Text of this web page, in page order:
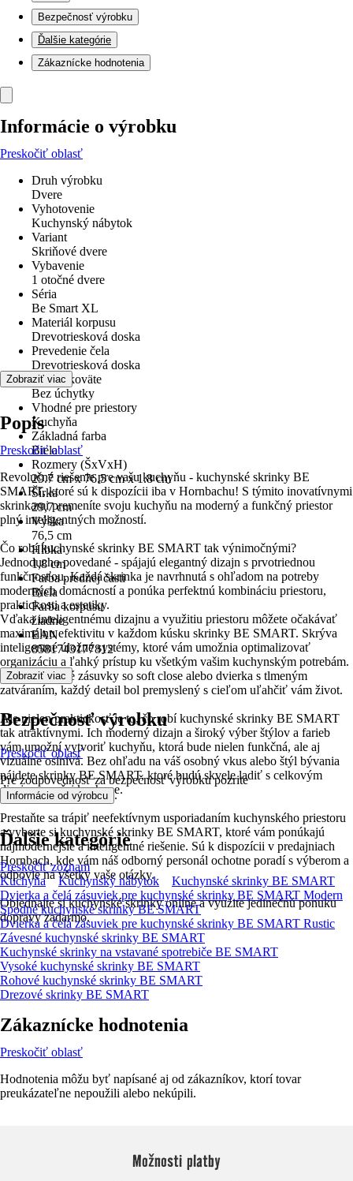
Bezpečnosť výrobku
Ďalšie kategórie
Zákaznícke hodnotenia
Informácie o výrobku
Preskočiť oblasť
Druh výrobku
Dvere
Vyhotovenie
Kuchynský nábytok
Variant
Skriňové dvere
Vybavenie
1 otočné dvere
Séria
Be Smart XL
Materiál korpusu
Drevotriesková doska
Prevedenie čela
Drevotriesková doska
Tvar rukoväte
Bez úchytky
Vhodné pre priestory
Kuchyňa
Základná farba
Biela
Rozmery (ŠxVxH)
29.7 cm x 76.5 cm x 1.8 cm
Šírka
29,7 cm
Výška
76,5 cm
Hĺbka
1,8 cm
Farba prednej časti
Biela
Farba korpusu
žiadne
EAN
8581743177812
Zobraziť viac
Popis
Preskočiť oblasť
Revolučné riešenie pre vašu kuchyňu - kuchynské skrinky BE
SMART, ktoré sú k dispozícii iba v Hornbachu! S týmito inovatívnymi
skrinkami premeníte svoju kuchyňu na moderný a funkčný priestor
plný inteligentných možností.
Čo robí kuchynské skrinky BE SMART tak výnimočnými?
Jednoducho povedané - spájajú elegantný dizajn s prvotriednou
funkčnosťou. Každá skrinka je navrhnutá s ohľadom na potreby
moderných domácností a ponúka perfektnú kombináciu priestoru,
praktickosti a estetiky.
Vďaka inteligentnému dizajnu a využitiu priestoru môžete očakávať
maximálnu efektivitu v každom kúsku skrinky BE SMART. Skrýva
inteligentné úložné systémy, ktoré vám umožnia optimalizovať
organizáciu a ľahký prístup ku všetkým vašim kuchynským potrebám.
Vysoko odolné zásuvky so soft close alebo dvierka s tlmeným
zatváraním, každý detail bol premyslený s cieľom uľahčiť vám život.
Ale nielen praktickosť je to, čo robí kuchynské skrinky BE SMART
tak atraktívnymi. Ich moderný dizajn a široký výber štýlov a farieb
vám umožní vytvoriť kuchyňu, ktorá bude nielen funkčná, ale aj
vizuálne oslnivá. Bez ohľadu na váš osobný vkus alebo štýl bývania
nájdete skrinky BE SMART, ktoré budú skvele ladiť s celkovým
dizajnom vašej kuchyne.
Prestaňte sa trápiť neefektívnym usporiadaním kuchynského priestoru
a vyberte si kuchynské skrinky BE SMART, ktoré vám ponúkajú
najmodernejšie a inteligentné riešenie. Sú k dispozícii v predajniach
Hornbach, kde vám náš odborný personál ochotne poradí s výberom a
odpovie na všetky vaše otázky.
Objednajte si kuchynské skrinky online a využite jedinečnú ponuku
dopravy zadarmo.
Zobraziť viac
Bezpečnosť výrobku
Preskočiť oblasť
Pre zodpovednosť za bezpečnosť výrobku pozrite
Informácie od výrobcu .
Ďalšie kategórie
Preskočiť zoznam
Kuchyňa
Kuchynský nábytok
Kuchynské skrinky BE SMART
Dvierka a čelá zásuviek pre kuchynské skrinky BE SMART Modern
Spodné kuchynské skrinky BE SMART
Dvierka a čelá zásuviek pre kuchynské skrinky BE SMART Rustic
Závesné kuchynské skrinky BE SMART
Kuchynské skrinky na vstavané spotrebiče BE SMART
Vysoké kuchynské skrinky BE SMART
Rohové kuchynské skrinky BE SMART
Drezové skrinky BE SMART
Zákaznícke hodnotenia
Preskočiť oblasť
Hodnotenia môžu byť napísané aj od zákazníkov, ktorí tovar
preukázateľne nepoužili alebo nekúpili.
Možnosti platby